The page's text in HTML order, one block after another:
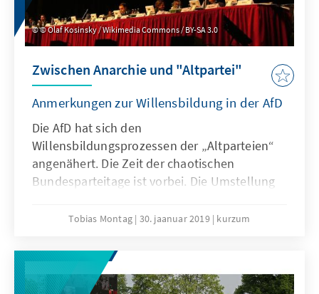
© Olaf Kosinsky / Wikimedia Commons / BY-SA 3.0
Zwischen Anarchie und "Altpartei"
Anmerkungen zur Willensbildung in der AfD
Die AfD hat sich den
Willensbildungsprozessen der „Altparteien“
angenähert. Die Zeit der chaotischen
Bundesparteitage ist vorbei. Die Umstellung
spürbaren Professionalisierung der AfD und
Tobias Montag 30. jaanuar 2019 kurzum